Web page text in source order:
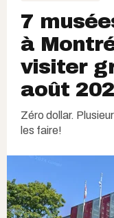
7
à
visiter
août
Zéro dollar.
les faire!